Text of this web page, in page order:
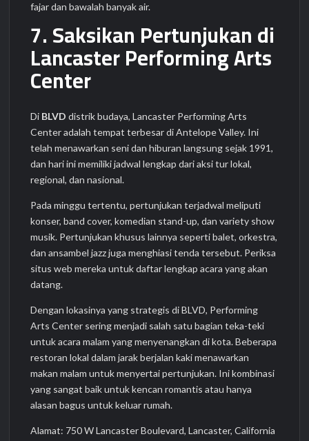
fajar dan bawalah banyak air.
7. Saksikan Pertunjukan di
Lancaster Performing Arts
Center
Di BLVDdistrik budaya, Lancaster Performing Arts
Center adalah tempat terbesar di Antelope Valley. Ini
telah menawarkan seni dan hiburan langsung sejak 1991,
dan hari ini memiliki jadwal lengkap dari aksi tur lokal,
regional, dan nasional.
Pada minggu tertentu, pertunjukan terjadwal meliputi
konser, band cover, komedian stand-up, dan variety show
musik. Pertunjukan khusus lainnya seperti balet, orkestra,
dan ansambel jazz juga menghiasi tenda tersebut. Periksa
situs web mereka untuk daftar lengkap acara yang akan
datang.
Dengan lokasinya yang strategis di BLVD, Performing
Arts Center sering menjadi salah satu bagian teka-teki
untuk acara malam yang menyenangkan di kota. Beberapa
restoran lokal dalam jarak berjalan kaki menawarkan
makan malam untuk menyertai pertunjukan. Ini kombinasi
yang sangat baik untuk kencan romantis atau hanya
alasan bagus untuk keluar rumah.
Alamat: 750 W Lancaster Boulevard, Lancaster, California